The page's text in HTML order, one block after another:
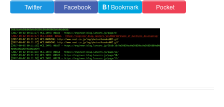
Twitter Facebook Ｂ! Bookmark Pocket